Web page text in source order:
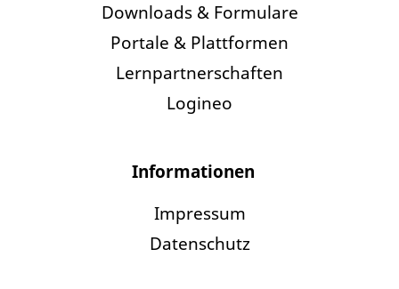
Downloads & Formulare
Portale & Plattformen
Lernpartnerschaften
Logineo
Informationen
Impressum
Datenschutz